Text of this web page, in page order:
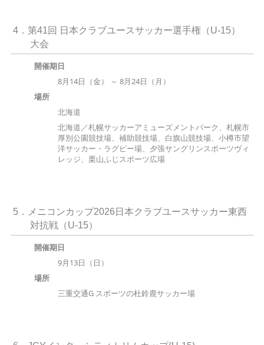
4．第41回 日本クラブユースサッカー選手権（U-15）
大会
開催期日
8月14日（金） ～ 8月24日（月）
場所
北海道
北海道／札幌サッカーアミューズメントパーク、札幌市
厚別公園競技場、補助競技場、白旗山競技場、小樽市望
洋サッカー・ラグビー場、夕張サングリンスポーツヴィ
レッジ、栗山ふじスポーツ広場
5．メニコンカップ2026日本クラブユースサッカー東西
対抗戦（U-15）
開催期日
9月13日（日）
場所
三重交通G スポーツの杜鈴鹿サッカー場